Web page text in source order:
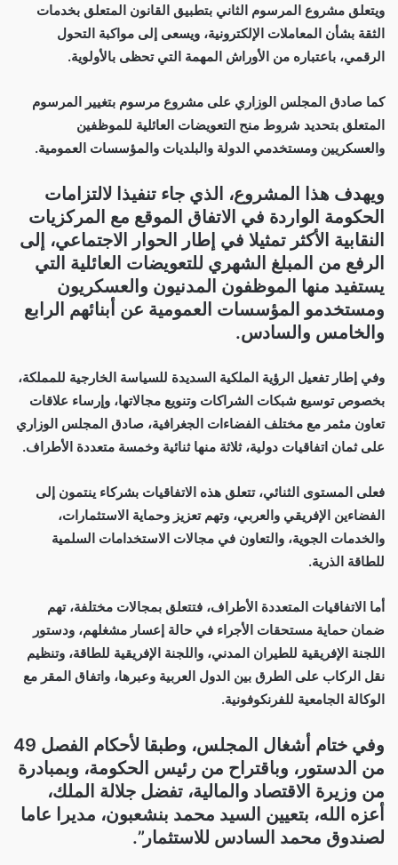
ويتعلق مشروع المرسوم الثاني بتطبيق القانون المتعلق بخدمات
الثقة بشأن المعاملات الإلكترونية، ويسعى إلى مواكبة التحول
الرقمي، باعتباره من الأوراش المهمة التي تحظى بالأولوية.
كما صادق المجلس الوزاري على مشروع مرسوم بتغيير المرسوم
المتعلق بتحديد شروط منح التعويضات العائلية للموظفين
والعسكريين ومستخدمي الدولة والبلديات والمؤسسات العمومية.
ويهدف هذا المشروع، الذي جاء تنفيذا لالتزامات
الحكومة الواردة في الاتفاق الموقع مع المركزيات
النقابية الأكثر تمثيلا في إطار الحوار الاجتماعي، إلى
الرفع من المبلغ الشهري للتعويضات العائلية التي
يستفيد منها الموظفون المدنيون والعسكريون
ومستخدمو المؤسسات العمومية عن أبنائهم الرابع
والخامس والسادس.
وفي إطار تفعيل الرؤية الملكية السديدة للسياسة الخارجية للمملكة،
بخصوص توسيع شبكات الشراكات وتنويع مجالاتها، وإرساء علاقات
تعاون مثمر مع مختلف الفضاءات الجغرافية، صادق المجلس الوزاري
على ثمان اتفاقيات دولية، ثلاثة منها ثنائية وخمسة متعددة الأطراف.
فعلى المستوى الثنائي، تتعلق هذه الاتفاقيات بشركاء ينتمون إلى
الفضاءين الإفريقي والعربي، وتهم تعزيز وحماية الاستثمارات،
والخدمات الجوية، والتعاون في مجالات الاستخدامات السلمية
للطاقة الذرية.
أما الاتفاقيات المتعددة الأطراف، فتتعلق بمجالات مختلفة، تهم
ضمان حماية مستحقات الأجراء في حالة إعسار مشغلهم، ودستور
اللجنة الإفريقية للطيران المدني، واللجنة الإفريقية للطاقة، وتنظيم
نقل الركاب على الطرق بين الدول العربية وعبرها، واتفاق المقر مع
الوكالة الجامعية للفرنكوفونية.
وفي ختام أشغال المجلس، وطبقا لأحكام الفصل 49
من الدستور، وباقتراح من رئيس الحكومة، وبمبادرة
من وزيرة الاقتصاد والمالية، تفضل جلالة الملك،
أعزه الله، بتعيين السيد محمد بنشعبون، مديرا عاما
لصندوق محمد السادس للاستثمار”.